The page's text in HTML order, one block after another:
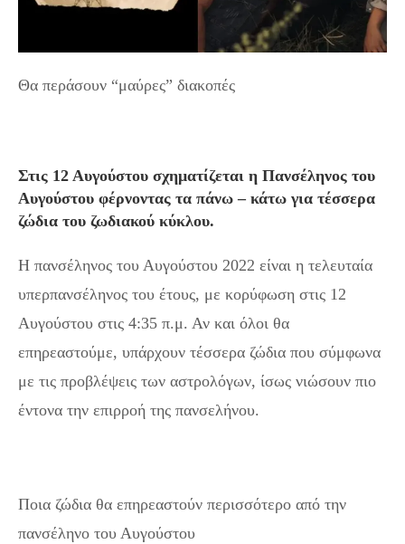
Θα περάσουν “μαύρες” διακοπές
Στις 12 Αυγούστου σχηματίζεται η Πανσέληνος του
Αυγούστου φέρνοντας τα πάνω – κάτω για τέσσερα
ζώδια του ζωδιακού κύκλου.
Η πανσέληνος του Αυγούστου 2022 είναι η τελευταία
υπερπανσέληνος του έτους, με κορύφωση στις 12
Αυγούστου στις 4:35 π.μ. Αν και όλοι θα
επηρεαστούμε, υπάρχουν τέσσερα ζώδια που σύμφωνα
με τις προβλέψεις των αστρολόγων, ίσως νιώσουν πιο
έντονα την επιρροή της πανσελήνου.
Ποια ζώδια θα επηρεαστούν περισσότερο από την
πανσέληνο του Αυγούστου